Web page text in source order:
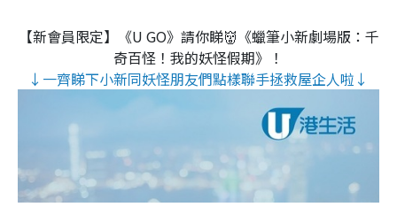
【新會員限定】《U GO》請你睇👹《蠟筆小新劇場版：千
奇百怪！我的妖怪假期》！
↓一齊睇下小新同妖怪朋友們點樣聯手拯救屋企人啦↓